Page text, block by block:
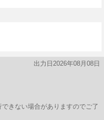
出力日2026年08月08日
きない場合がありますのでご了